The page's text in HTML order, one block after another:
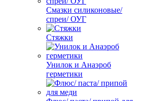
Смазки силиконовые/
спреи/ ОУГ
Стяжки
Унилок и Анаэроб
герметики